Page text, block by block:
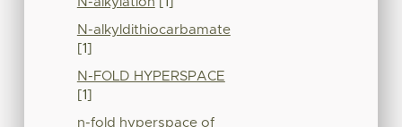
N-alkyldithiocarbamate
[1]
N-FOLD HYPERSPACE
[1]
n-fold hyperspace of